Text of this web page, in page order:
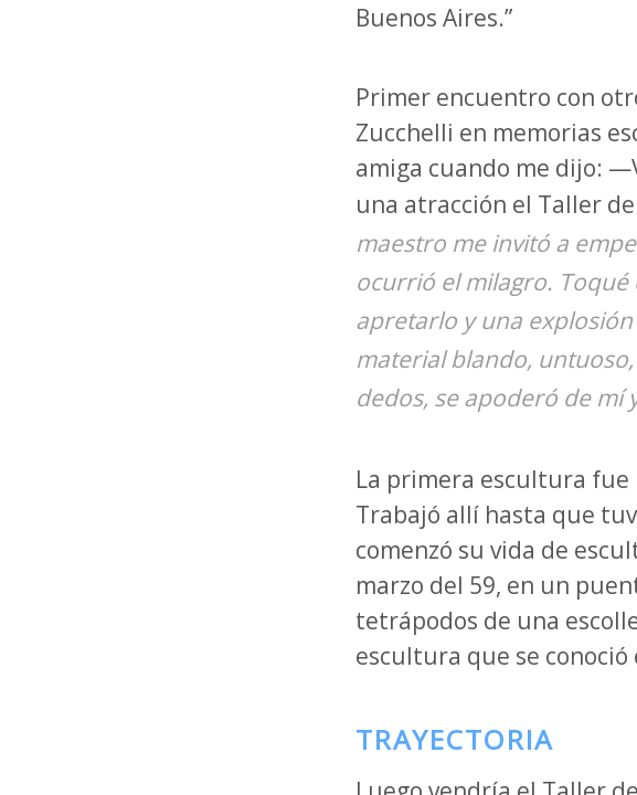
Buenos Aires.”
Primer encuentro con
Zucchelli en memorias
amiga cuando me dijo:
una atracción el Taller
maestro me invitó a
ocurrió el milagro.
apretarlo y una
material blando,
dedos, se apoderó de mí
La primera escultura fue
Trabajó allí hasta que
comenzó su vida de
marzo del 59, en un
tetrápodos de una
escultura que se
TRAYECTORIA